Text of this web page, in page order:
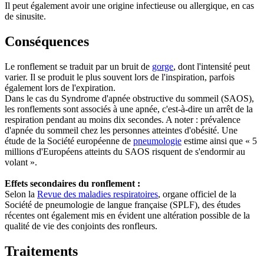
Il peut également avoir une origine infectieuse ou allergique, en cas
de sinusite.
Conséquences
Le ronflement se traduit par un bruit de gorge, dont l'intensité peut
varier. Il se produit le plus souvent lors de l'inspiration, parfois
également lors de l'expiration.
Dans le cas du Syndrome d'apnée obstructive du sommeil (SAOS),
les ronflements sont associés à une apnée, c'est-à-dire un arrêt de la
respiration pendant au moins dix secondes. A noter : prévalence
d'apnée du sommeil chez les personnes atteintes d'obésité. Une
étude de la Société européenne de pneumologie estime ainsi que « 5
millions d'Européens atteints du SAOS risquent de s'endormir au
volant ».
Effets secondaires du ronflement :
Selon la Revue des maladies respiratoires, organe officiel de la
Société de pneumologie de langue française (SPLF), des études
récentes ont également mis en évident une altération possible de la
qualité de vie des conjoints des ronfleurs.
Traitements